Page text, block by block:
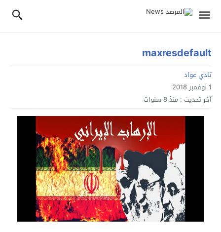
maxresdefault
تادي عواد
1 نوفمبر 2018
آخر تحديث : منذ 8 سنوات